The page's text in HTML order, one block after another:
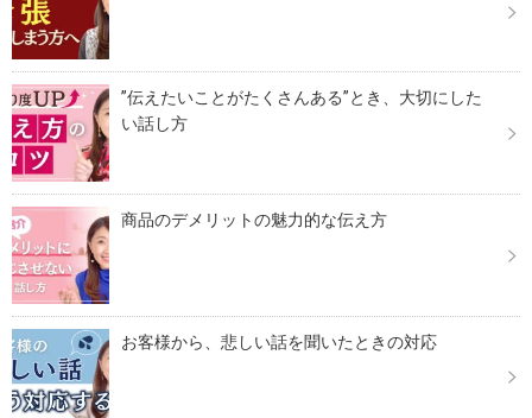
”伝えたいことがたくさんある”とき、大切にした
い話し方
商品のデメリットの魅力的な伝え方
お客様から、悲しい話を聞いたときの対応